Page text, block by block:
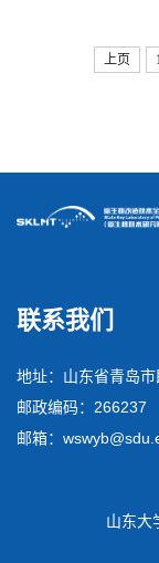
上页
联系我们
地址：山东省青岛
邮政编码：266237
邮箱：
山东大